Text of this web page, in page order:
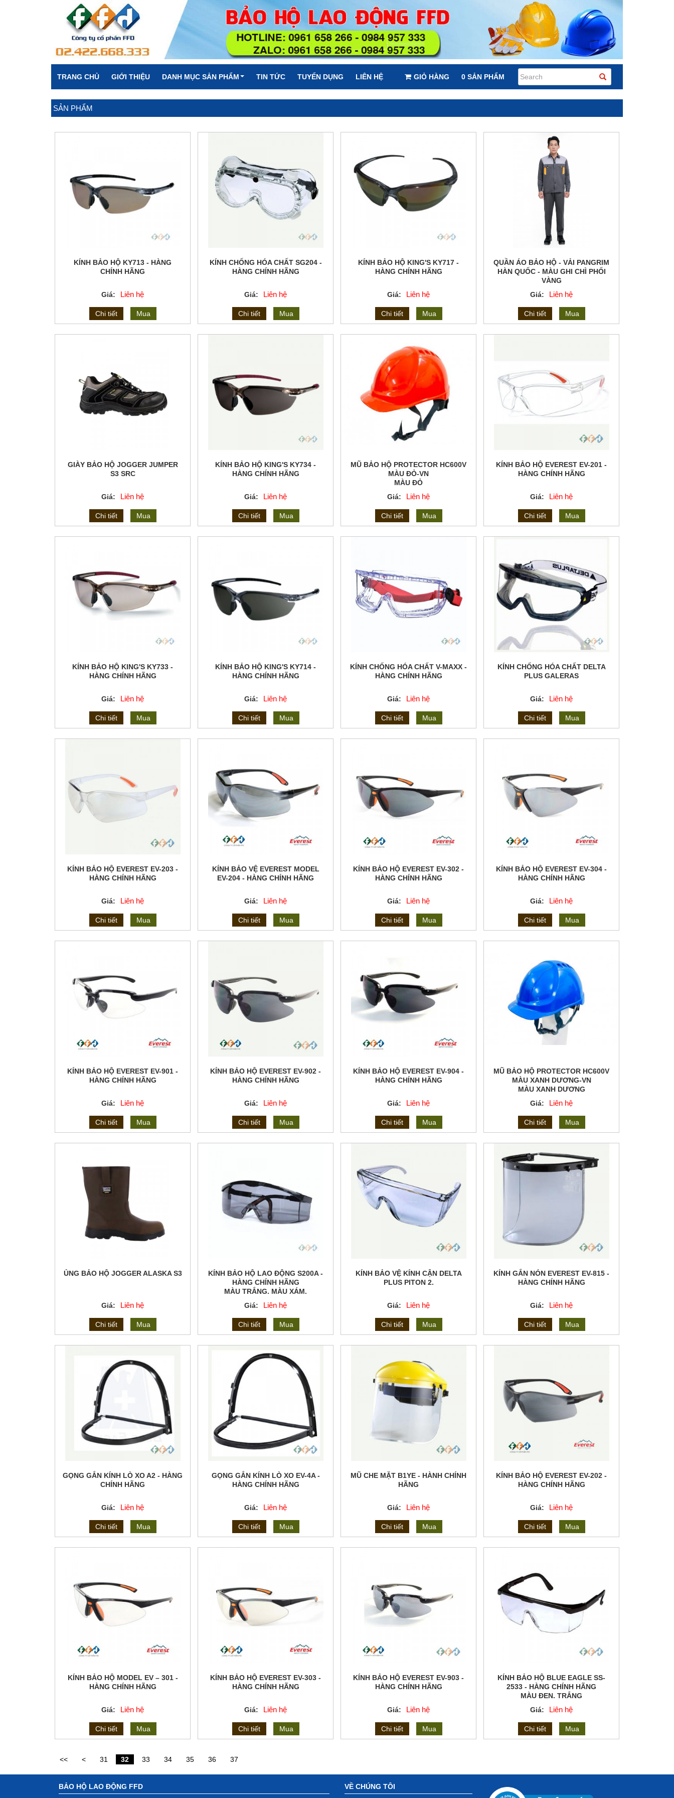
TRANG CHỦ GIỚI THIỆU DANH MỤC SẢN PHẨM TIN TỨC TUYỂN DỤNG LIÊN HỆ GIỎ HÀNG 0 SẢN PHẨM
SẢN PHẨM
KÍNH BẢO HỘ KY713 - HÀNG
CHÍNH HÃNG
Giá: Liên hệ
Chi tiết Mua
KÍNH CHỐNG HÓA CHẤT SG204 -
HÀNG CHÍNH HÃNG
Giá: Liên hệ
Chi tiết Mua
KÍNH BẢO HỘ KING'S KY717 -
HÀNG CHÍNH HÃNG
Giá: Liên hệ
Chi tiết Mua
QUẦN ÁO BẢO HỘ - VẢI PANGRIM
HÀN QUỐC - MÀU GHI CHÌ PHỐI
VÀNG
M-16
Giá: Liên hệ
Chi tiết Mua
GIÀY BẢO HỘ JOGGER JUMPER
S3 SRC
Giá: Liên hệ
Chi tiết Mua
KÍNH BẢO HỘ KING'S KY734 -
HÀNG CHÍNH HÃNG
Giá: Liên hệ
Chi tiết Mua
MŨ BẢO HỘ PROTECTOR HC600V
MÀU ĐỎ-VN
MÀU ĐỎ
Giá:
Liên hệ
Chi tiết Mua
KÍNH BẢO HỘ EVEREST EV-201 -
HÀNG CHÍNH HÃNG
Giá: Liên hệ
Chi tiết Mua
KÍNH BẢO HỘ KING'S KY733 -
HÀNG CHÍNH HÃNG
Giá: Liên hệ
Chi tiết Mua
KÍNH BẢO HỘ KING'S KY714 -
HÀNG CHÍNH HÃNG
Giá: Liên hệ
Chi tiết Mua
KÍNH CHỐNG HÓA CHẤT V-MAXX -
HÀNG CHÍNH HÃNG
Giá: Liên hệ
Chi tiết Mua
KÍNH CHỐNG HÓA CHẤT DELTA
PLUS GALERAS
Giá: Liên hệ
Chi tiết Mua
KÍNH BẢO HỘ EVEREST EV-203 -
HÀNG CHÍNH HÃNG
Giá: Liên hệ
Chi tiết Mua
KÍNH BẢO VỆ EVEREST MODEL
EV-204 - HÀNG CHÍNH HÃNG
Giá: Liên hệ
Chi tiết Mua
KÍNH BẢO HỘ EVEREST EV-302 -
HÀNG CHÍNH HÃNG
Giá: Liên hệ
Chi tiết Mua
KÍNH BẢO HỘ EVEREST EV-304 -
HÀNG CHÍNH HÃNG
Giá: Liên hệ
Chi tiết Mua
KÍNH BẢO HỘ EVEREST EV-901 -
HÀNG CHÍNH HÃNG
Giá: Liên hệ
Chi tiết Mua
KÍNH BẢO HỘ EVEREST EV-902 -
HÀNG CHÍNH HÃNG
Giá: Liên hệ
Chi tiết Mua
KÍNH BẢO HỘ EVEREST EV-904 -
HÀNG CHÍNH HÃNG
Giá: Liên hệ
Chi tiết Mua
MŨ BẢO HỘ PROTECTOR HC600V
MÀU XANH DƯƠNG-VN
MÀU XANH DƯƠNG
Giá:
Liên hệ
Chi tiết Mua
ỦNG BẢO HỘ JOGGER ALASKA S3
Giá: Liên hệ
Chi tiết Mua
KÍNH BẢO HỘ LAO ĐỘNG S200A -
HÀNG CHÍNH HÃNG
MÀU TRẮNG, MÀU XÁM.
Giá:
Liên hệ
Chi tiết Mua
KÍNH BẢO VỆ KÍNH CẬN DELTA
PLUS PITON 2.
Giá: Liên hệ
Chi tiết Mua
KÍNH GẮN NÓN EVEREST EV-815 -
HÀNG CHÍNH HÃNG
Giá: Liên hệ
Chi tiết Mua
GỌNG GẮN KÍNH LÒ XO A2 - HÀNG
CHÍNH HÃNG
Giá: Liên hệ
Chi tiết Mua
GỌNG GẮN KÍNH LÒ XO EV-4A -
HÀNG CHÍNH HÃNG
Giá: Liên hệ
Chi tiết Mua
MŨ CHE MẶT B1YE - HÀNH CHÍNH
HÃNG
Giá: Liên hệ
Chi tiết Mua
KÍNH BẢO HỘ EVEREST EV-202 -
HÀNG CHÍNH HÃNG
Giá: Liên hệ
Chi tiết Mua
KÍNH BẢO HỘ MODEL EV – 301 -
HÀNG CHÍNH HÃNG
Giá: Liên hệ
Chi tiết Mua
KÍNH BẢO HỘ EVEREST EV-303 -
HÀNG CHÍNH HÃNG
Giá: Liên hệ
Chi tiết Mua
KÍNH BẢO HỘ EVEREST EV-903 -
HÀNG CHÍNH HÃNG
Giá: Liên hệ
Chi tiết Mua
KÍNH BẢO HỘ BLUE EAGLE SS-
2533 - HÀNG CHÍNH HÃNG
MÀU ĐEN, TRẮNG
Giá:
Liên hệ
Chi tiết Mua
<< < 31 32 33 34 35 36 37
BẢO HỘ LAO ĐỘNG FFD VỀ CHÚNG TÔI